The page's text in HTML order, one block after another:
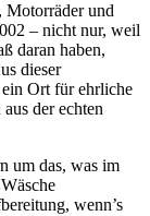
Motorräder und
– nicht nur, weil
daran haben,
dieser
ein Ort für ehrliche
der echten
um das, was im
wenn’s